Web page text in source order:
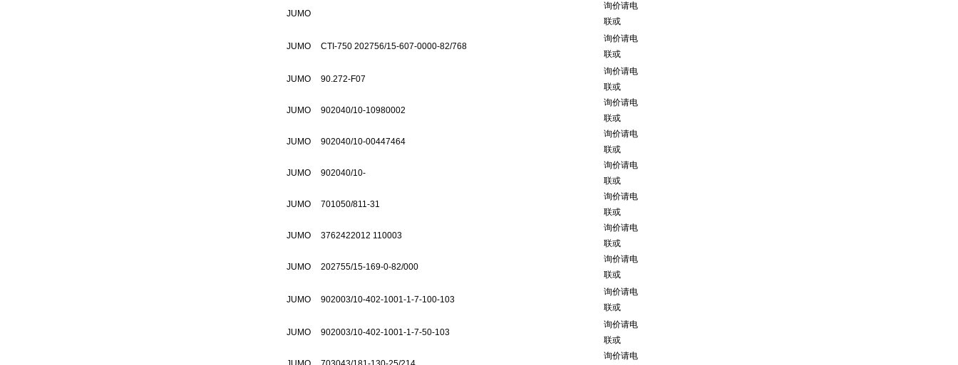
JUMO
询价请电
联或
JUMO CTI-750 202756/15-607-0000-82/768
询价请电
联或
JUMO 90.272-F07
询价请电
联或
JUMO 902040/10-10980002
询价请电
联或
JUMO 902040/10-00447464
询价请电
联或
JUMO 902040/10-
询价请电
联或
JUMO 701050/811-31
询价请电
联或
JUMO 3762422012 110003
询价请电
联或
JUMO 202755/15-169-0-82/000
询价请电
联或
JUMO 902003/10-402-1001-1-7-100-103
询价请电
联或
JUMO 902003/10-402-1001-1-7-50-103
询价请电
联或
询价请电